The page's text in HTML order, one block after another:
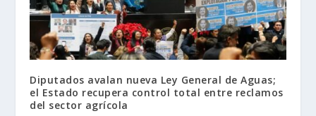
Diputados avalan nueva Ley General de Aguas;
el Estado recupera control total entre reclamos
del sector agrícola